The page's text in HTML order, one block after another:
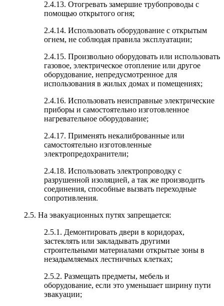
2.4.13. Отогревать замершие трубопроводы с
помощью открытого огня;
2.4.14. Использовать оборудование с открытым
огнем, не соблюдая правила эксплуатации;
2.4.15. Произвольно оборудовать или использовать
газовое, электрическое отопление или другое
оборудование, непредусмотренное для
использования в жилых домах и помещениях;
2.4.16. Использовать неисправные электрические
приборы и самостоятельно изготовленное
нагревательное оборудование;
2.4.17. Применять некалиброванные или
самостоятельно изготовленные
электропредохранители;
2.4.18. Использовать электропроводку с
разрушенной изоляцией, а так же производить
соединения, способные вызвать переходные
сопротивления.
2.5. На эвакуационных путях запрещается:
2.5.1. Демонтировать двери в коридорах,
застеклять или закладывать другими
строительными материалами открытые зоны в
незадымляемых лестничных клетках;
2.5.2. Размещать предметы, мебель и
оборудование, если это уменьшает ширину пути
эвакуации;